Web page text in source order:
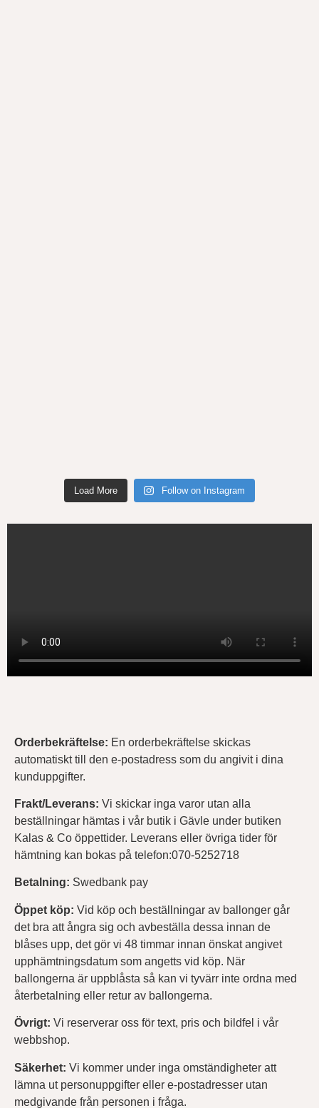
Load More Follow on Instagram
Orderbekräftelse: En orderbekräftelse skickas
automatiskt till den e-postadress som du angivit i dina
kunduppgifter.
Frakt/Leverans: Vi skickar inga varor utan alla
beställningar hämtas i vår butik i Gävle under butiken
Kalas & Co öppettider. Leverans eller övriga tider för
hämtning kan bokas på telefon:070-5252718
Betalning: Swedbank pay
Öppet köp: Vid köp och beställningar av ballonger går
det bra att ångra sig och avbeställa dessa innan de
blåses upp, det gör vi 48 timmar innan önskat angivet
upphämtningsdatum som angetts vid köp. När
ballongerna är uppblåsta så kan vi tyvärr inte ordna med
återbetalning eller retur av ballongerna.
Övrigt: Vi reserverar oss för text, pris och bildfel i vår
webbshop.
Säkerhet: Vi kommer under inga omständigheter att
lämna ut personuppgifter eller e-postadresser utan
medgivande från personen i fråga.